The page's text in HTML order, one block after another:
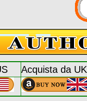
Acquista da UK